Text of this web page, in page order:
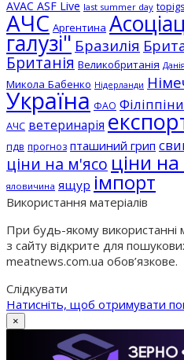
AVAC ASF Live last summer day
АЧС Аргентина
галузі" Бразилія
Британія Великобританія Данія
Микола Бабенко Нідерланди
Україна ФАО Філіппіни
АЧС ветеринарія
пдв прогноз пташиний грип
ціни на м'ясо ціни
яловичина ящур імпорт
Використання матеріалів
При будь-якому використанні
з сайту відкрите для
meatnews.com.ua обов’язкове.
Слідкувати
Натисніть, щоб отримувати
×